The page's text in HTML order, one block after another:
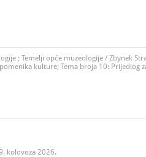
; Temelji opće muzeologije / Zbynek
kulture; Tema broja 10: Prijedlog
kolovoza 2026.